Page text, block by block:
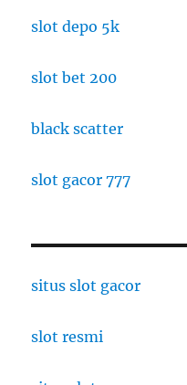
slot depo 5k
slot bet 200
black scatter
slot gacor 777
situs slot gacor
slot resmi